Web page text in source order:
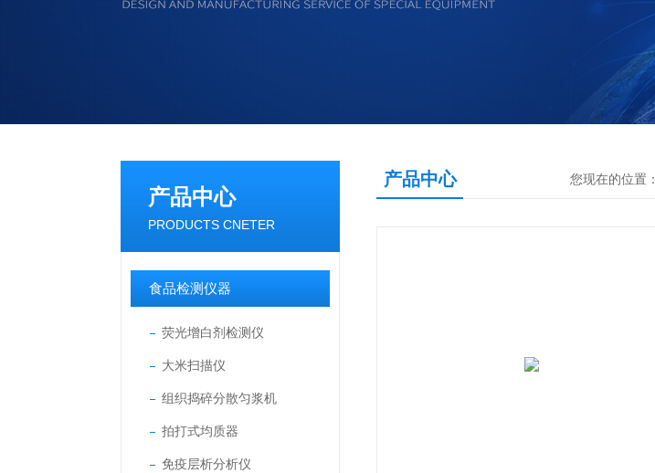
产品中心
PRODUCTS CNETER
食品检测仪器
荧光增白剂检测仪
大米扫描仪
组织捣碎分散匀浆机
拍打式均质器
免疫层析分析仪
产品中心 您现在的位置：